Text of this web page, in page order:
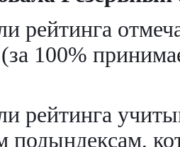
рейтинга
100%
рейтинга
подындексам,